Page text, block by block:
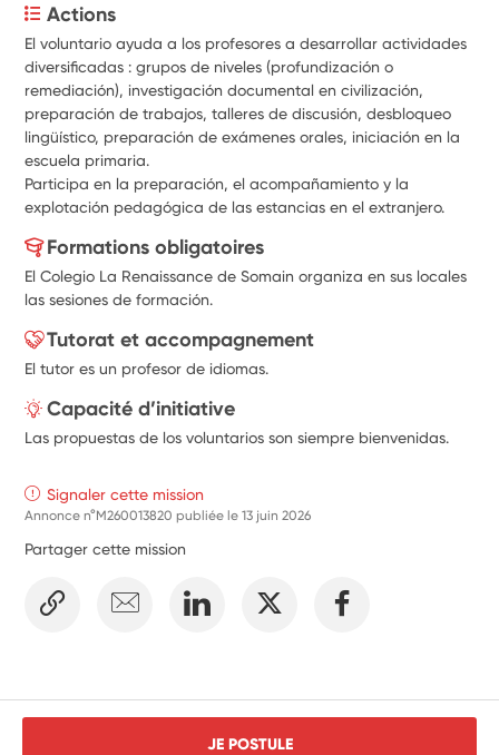
Actions
El voluntario ayuda a los profesores a desarrollar actividades
diversificadas : grupos de niveles (profundización o
remediación), investigación documental en civilización,
preparación de trabajos, talleres de discusión, desbloqueo
lingüístico, preparación de exámenes orales, iniciación en la
escuela primaria.
Participa en la preparación, el acompañamiento y la
explotación pedagógica de las estancias en el extranjero.
Formations obligatoires
El Colegio La Renaissance de Somain organiza en sus locales
las sesiones de formación.
Tutorat et accompagnement
El tutor es un profesor de idiomas.
Capacité d’initiative
Las propuestas de los voluntarios son siempre bienvenidas.
Signaler cette mission
Annonce n°M260013820 publiée le13 juin 2026
Partager cette mission
JE POSTULE